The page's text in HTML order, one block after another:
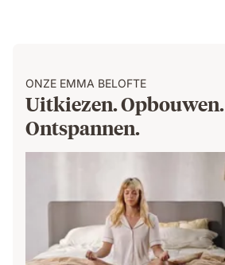
ONZE EMMA BELOFTE
Uitkiezen. Opbouwen.
Ontspannen.